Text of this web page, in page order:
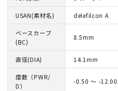
USAN(素材名) delefilcon A
ベースカーブ
(BC)
8.5mm
直径(DIA) 14.1mm
度数（PWR/
D）
-0.50 ～ -12.00